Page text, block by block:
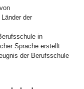
der
in
Sprache erstellt
der Berufsschule